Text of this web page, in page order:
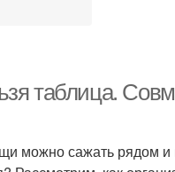
таблица.
можно сажать рядом и